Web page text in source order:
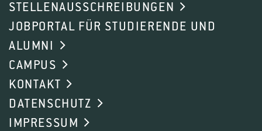
STELLENAUSSCHREIBUNGEN
JOBPORTAL FÜR STUDIERENDE UND
ALUMNI
CAMPUS
KONTAKT
DATENSCHUTZ
IMPRESSUM